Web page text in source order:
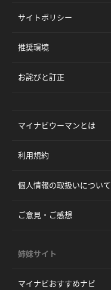
サイトポリシー
推奨環境
お詫びと訂正
マイナビウーマンとは
利用規約
個人情報の取扱いについて
ご意見・ご感想
姉妹サイト
マイナビおすすめナビ